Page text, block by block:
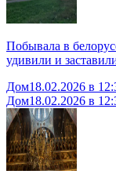
Побывала в
удивили и
Дом18.02.2026 в
Дом18.02.2026 в